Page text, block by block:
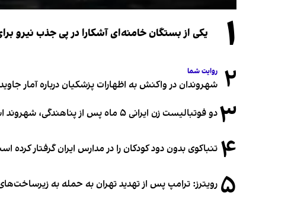
۱ یکی از بستگان خامنه‌ای آشکارا در پی جذب نیرو
۲ روایت شما
شهروندان در واکنش به اظهارات پزشکیان درباره آمار
۳دو فوتبالیست زن ایرانی ۵ ماه پس از پناهندگی، شهروند استرالیا شدند
۴ تنباکوی بدون دود کودکان را در مدارس ایران گرفتار کرده
۵ رویترز: ترامپ پس از تهدید تهران به حمله به